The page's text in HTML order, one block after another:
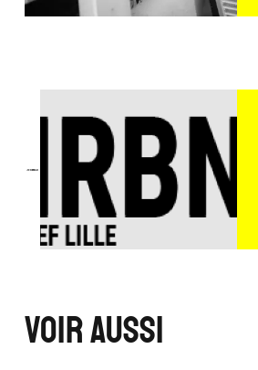
Voir aussi